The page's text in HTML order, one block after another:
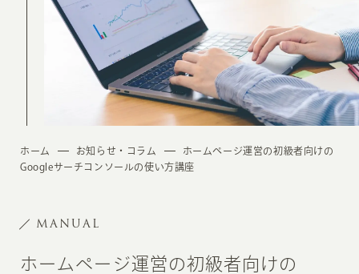
ホーム お知らせ・コラム
ホームページ運営の初級者向けの
Googleサーチコンソールの使い方講座
MANUAL
ホームページ運営の初級者向けの